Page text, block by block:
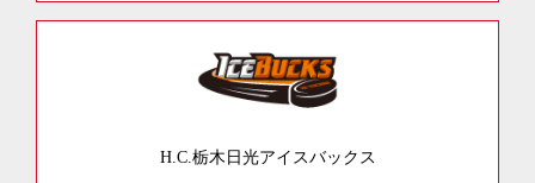
H.C.栃木日光アイスバックス